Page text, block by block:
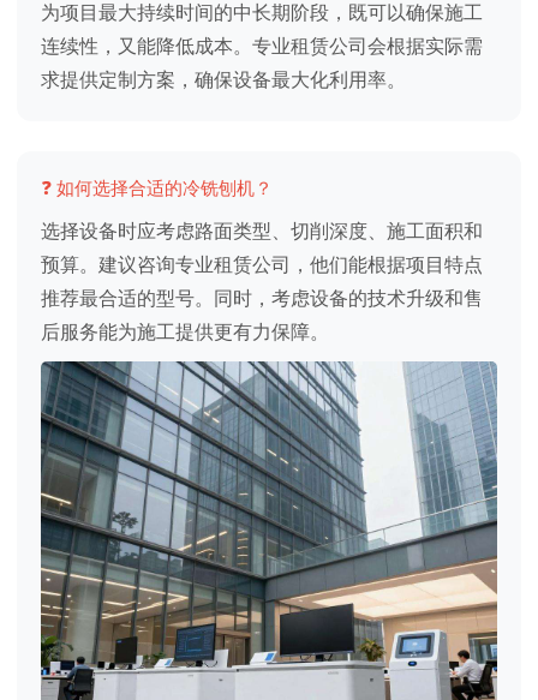
为项目最大持续时间的中长期阶段，既可以确保施工
连续性，又能降低成本。专业租赁公司会根据实际需
求提供定制方案，确保设备最大化利用率。
❓ 如何选择合适的冷铣刨机？
选择设备时应考虑路面类型、切削深度、施工面积和
预算。建议咨询专业租赁公司，他们能根据项目特点
推荐最合适的型号。同时，考虑设备的技术升级和售
后服务能为施工提供更有力保障。